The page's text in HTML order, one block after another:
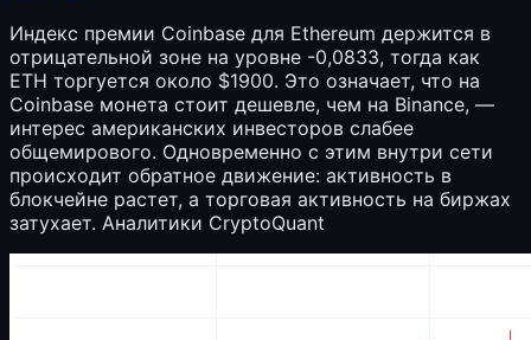
Индекс премии Coinbase для Ethereum держится в
отрицательной зоне на уровне -0,0833, тогда как
ETH торгуется около $1900. Это означает, что на
Coinbase монета стоит дешевле, чем на Binance, —
интерес американских инвесторов слабее
общемирового. Одновременно с этим внутри сети
происходит обратное движение: активность в
блокчейне растет, а торговая активность на биржах
затухает. Аналитики CryptoQuant